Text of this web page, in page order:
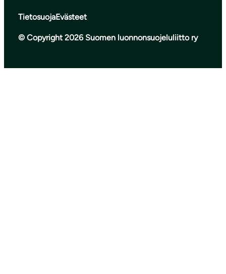
TietosuojaEvästeet
© Copyright 2026 Suomen luonnonsuojeluliitto ry